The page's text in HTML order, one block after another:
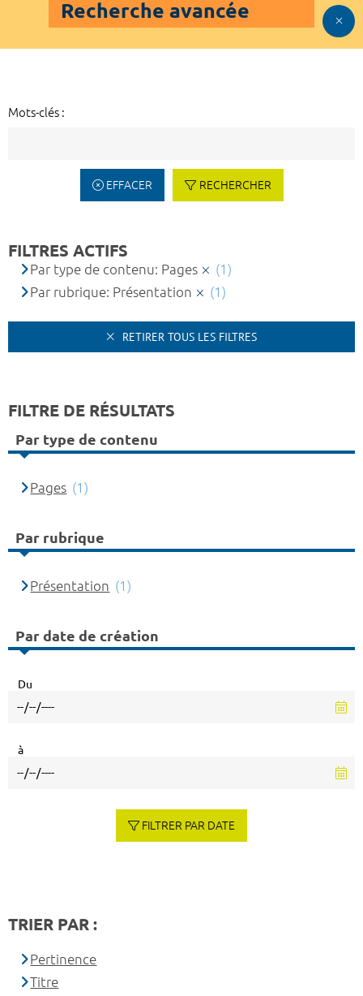
Recherche avancée
Mots-clés :
EFFACER RECHERCHER
FILTRES ACTIFS
Par type de contenu: Pages
(1)
Par rubrique: Présentation
(1)
RETIRER TOUS LES FILTRES
FILTRE DE RÉSULTATS
Par type de contenu
Pages (1)
Par rubrique
Présentation (1)
Par date de création
Du
à
FILTRER PAR DATE
TRIER PAR :
Pertinence
Titre